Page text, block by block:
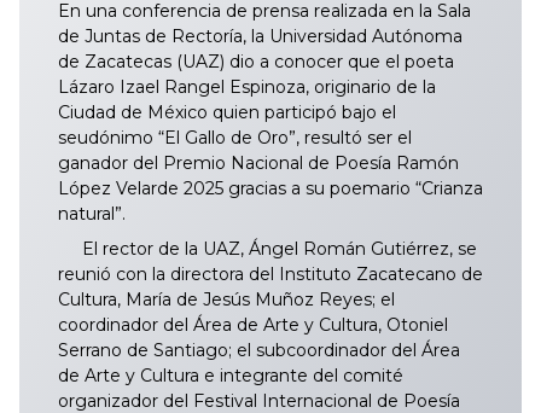
En una conferencia de prensa realizada en la Sala
de Juntas de Rectoría, la Universidad Autónoma
de Zacatecas (UAZ) dio a conocer que el poeta
Lázaro Izael Rangel Espinoza, originario de la
Ciudad de México quien participó bajo el
seudónimo “El Gallo de Oro”, resultó ser el
ganador del Premio Nacional de Poesía Ramón
López Velarde 2025 gracias a su poemario “Crianza
natural”.
El rector de la UAZ, Ángel Román Gutiérrez, se
reunió con la directora del Instituto Zacatecano de
Cultura, María de Jesús Muñoz Reyes; el
coordinador del Área de Arte y Cultura, Otoniel
Serrano de Santiago; el subcoordinador del Área
de Arte y Cultura e integrante del comité
organizador del Festival Internacional de Poesía